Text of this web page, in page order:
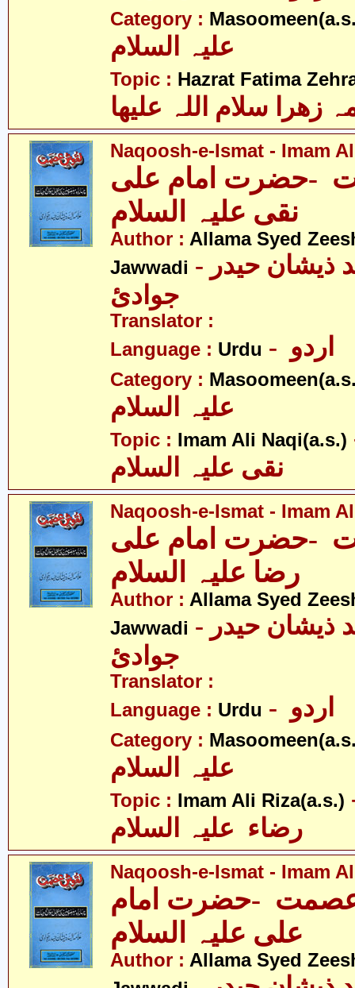
Category :
Topic : Hazrat Fatima
زھرا سلام اللہ علیھا
Naqoosh-e-Ismat - Imam
-حضرت امام علی
نقی علیہ السلام
Author : Allama Syed
Jawwadi - علامہ سیّد ذیشان حیدر
جوادئ
Translator :
Language : Urdu
Category :
Topic : Imam Ali Naqi(a.s.)
نقی علیہ السلام
Naqoosh-e-Ismat - Imam
-حضرت امام علی
رضا علیہ السلام
Author : Allama Syed
Jawwadi - علامہ سیّد ذیشان حیدر
جوادئ
Translator :
Language : Urdu
Category :
Topic : Imam Ali Riza(a.s.)
رضاء علیہ السلام
Naqoosh-e-Ismat - Imam
-حضرت امام
علی علیہ السلام
Author : Allama Syed